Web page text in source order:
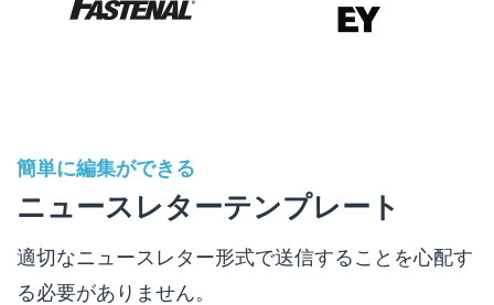
簡単に編集ができる
ニュースレターテンプレート
適切なニュースレター形式で送信することを心配す
る必要がありません。